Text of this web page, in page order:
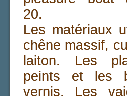
20.
Les matériaux
chêne massif,
laiton. Les
peints et les
vernis. Les